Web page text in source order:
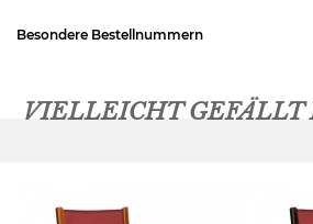
Besondere Bestellnummern
VIELLEICHT GEFÄLLT